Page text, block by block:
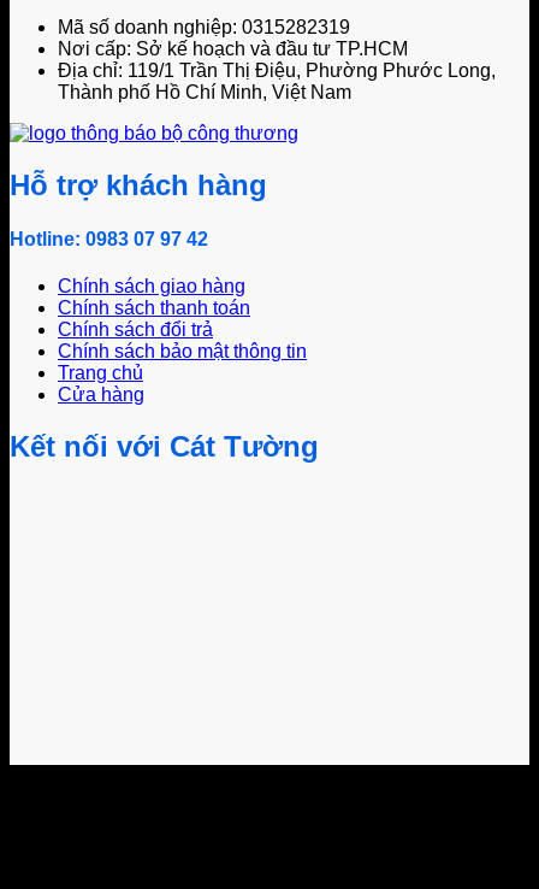
Mã số doanh nghiệp: 0315282319
Nơi cấp: Sở kế hoạch và đầu tư TP.HCM
Địa chỉ: 119/1 Trần Thị Điệu, Phường Phước Long,
Thành phố Hồ Chí Minh, Việt Nam
Hỗ trợ khách hàng
Hotline: 0983 07 97 42
Chính sách giao hàng
Chính sách thanh toán
Chính sách đổi trả
Chính sách bảo mật thông tin
Trang chủ
Cửa hàng
Kết nối với Cát Tường